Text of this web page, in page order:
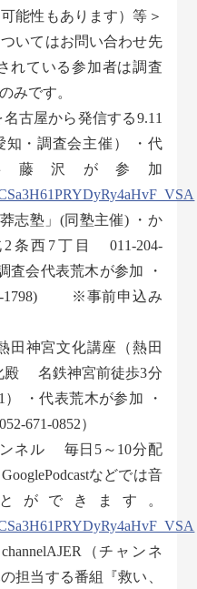
能性もあります）等＞
いてはお問い合わせ先
れている参加者は調査
みです。
古屋から発信する9.11
知・調査会主催） ・代
藤沢が参加
志塾」(同塾主催) ・か
条西7丁目 011-204-
査会代表荒木が参加 ・
1798) ※事前申込み
神宮文化講座（熱田
殿 名鉄神宮前徒歩3分
） ・代表荒木が参加 ・
671-0852）
ンネル 毎日5～10分配
などでは音
ができます。
（チャンネ
担当する番組『救い、